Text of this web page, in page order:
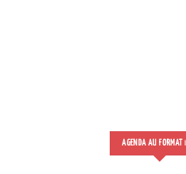
AGENDA AU FORMAT